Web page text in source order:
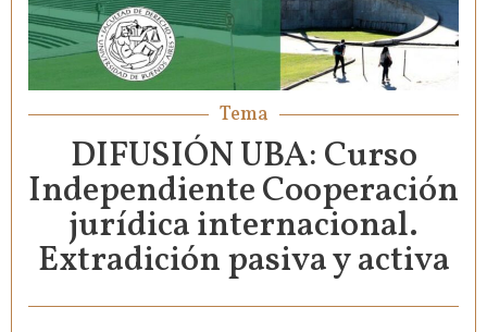
Tema
DIFUSIÓN UBA: Curso
Independiente Cooperación
jurídica internacional.
Extradición pasiva y activa